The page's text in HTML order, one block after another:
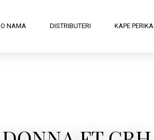
O NAMA DISTRIBUTERI KAPE PERIKA